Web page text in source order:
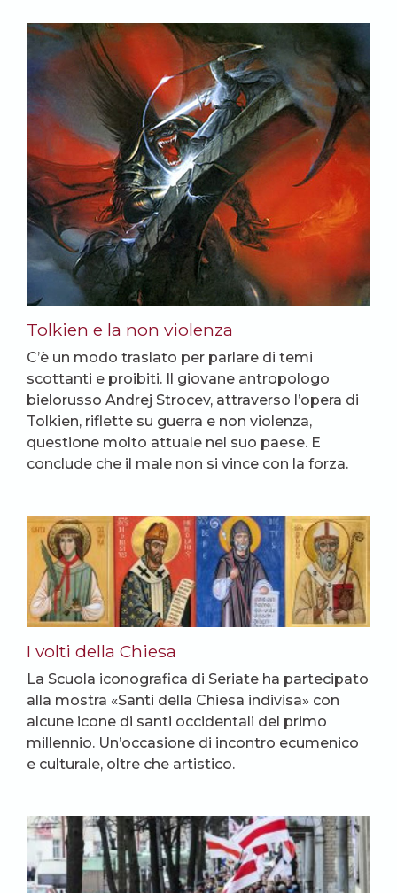
Tolkien e la non violenza
C’è un modo traslato per parlare di temi
scottanti e proibiti. Il giovane antropologo
bielorusso Andrej Strocev, attraverso l’opera di
Tolkien, riflette su guerra e non violenza,
questione molto attuale nel suo paese. E
conclude che il male non si vince con la forza.
I volti della Chiesa
La Scuola iconografica di Seriate ha partecipato
alla mostra «Santi della Chiesa indivisa» con
alcune icone di santi occidentali del primo
millennio. Un’occasione di incontro ecumenico
e culturale, oltre che artistico.